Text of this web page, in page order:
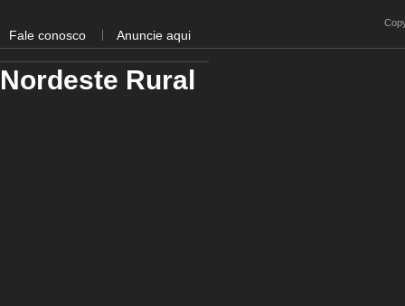
Fale conosco Anuncie aqui
Nordeste Rural